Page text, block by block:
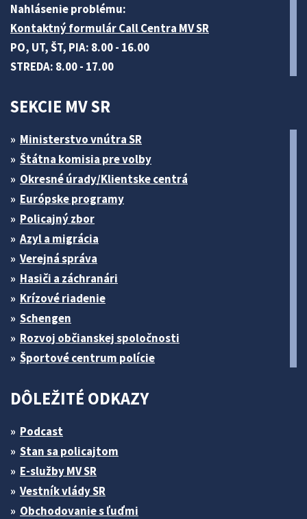
Nahlásenie problému:
Kontaktný formulár Call Centra MV SR
PO, UT, ŠT, PIA: 8.00 - 16.00
STREDA: 8.00 - 17.00
SEKCIE MV SR
Ministerstvo vnútra SR
Štátna komisia pre volby
Okresné úrady/Klientske centrá
Európske programy
Policajný zbor
Azyl a migrácia
Verejná správa
Hasiči a záchranári
Krízové riadenie
Schengen
Rozvoj občianskej spoločnosti
Športové centrum polície
DÔLEŽITÉ ODKAZY
Podcast
Stan sa policajtom
E-služby MV SR
Vestník vlády SR
Obchodovanie s ľuďmi